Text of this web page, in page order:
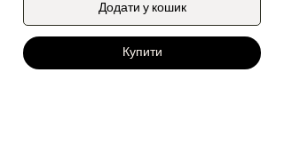
Додати у кошик
Купити